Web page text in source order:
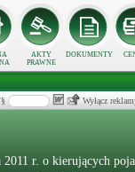
AKTY
PRAWNE
DOKUMENTY
Wyłącz
r. o kierujących